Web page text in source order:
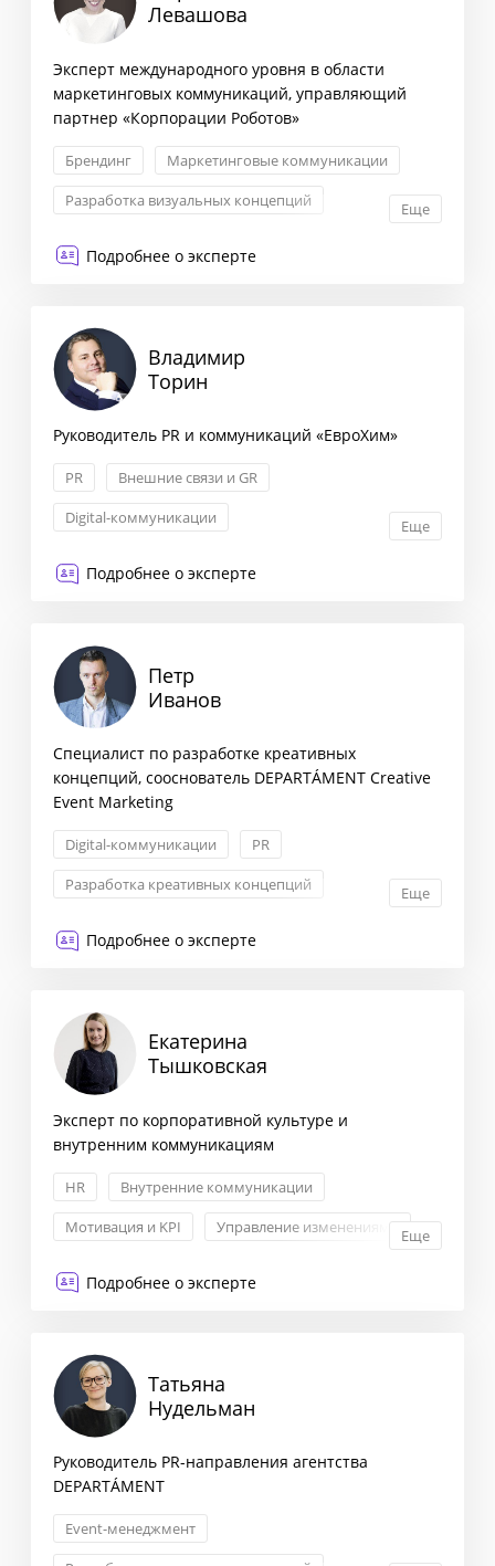
Левашова
Эксперт международного уровня в области
маркетинговых коммуникаций, управляющий
партнер «Корпорации Роботов»
Брендинг
Маркетинговые коммуникации
Разработка визуальных концепций
Еще
Подробнее о эксперте
Владимир
Торин
Руководитель PR и коммуникаций «ЕвроХим»
PR
Внешние связи и GR
Digital-коммуникации
Еще
Подробнее о эксперте
Петр
Иванов
Специалист по разработке креативных
концепций, сооснователь DEPARTÁMENT Creative
Event Marketing
Digital-коммуникации
PR
Разработка креативных концепций
Еще
Подробнее о эксперте
Екатерина
Тышковская
Эксперт по корпоративной культуре и
внутренним коммуникациям
HR
Внутренние коммуникации
Мотивация и KPI
Управление изменениямиЕще
Подробнее о эксперте
Татьяна
Нудельман
Руководитель PR-направления агентства
DEPARTÁMENT
Event-менеджмент